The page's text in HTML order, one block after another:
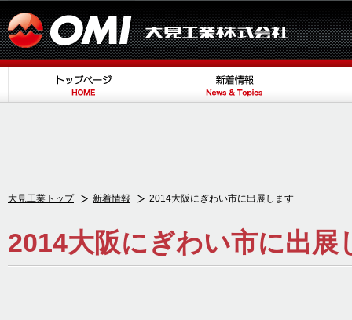
大見工業トップ 新着情報 2014大阪にぎわい市に出展します
2014大阪にぎわい市に出展